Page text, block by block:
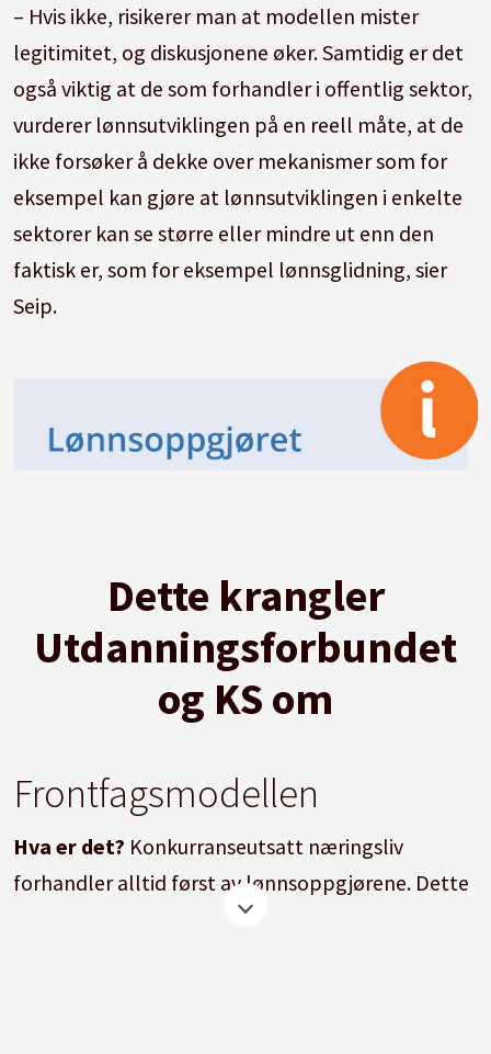
– Hvis ikke, risikerer man at modellen mister
legitimitet, og diskusjonene øker. Samtidig er det
også viktig at de som forhandler i offentlig sektor,
vurderer lønnsutviklingen på en reell måte, at de
ikke forsøker å dekke over mekanismer som for
eksempel kan gjøre at lønnsutviklingen i enkelte
sektorer kan se større eller mindre ut enn den
faktisk er, som for eksempel lønnsglidning, sier
Seip.
Dette krangler
Utdanningsforbundet
og KS om
Frontfagsmodellen
Hva er det? Konkurranseutsatt næringsliv
forhandler alltid først av lønnsoppgjørene. Dette
kalles frontfaget, og i praksis er det ansatte i